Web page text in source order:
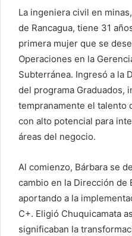
La ingeniera civil en
de Rancagua, tiene 31
primera mujer que se
Operaciones en la
Subterránea. Ingresó a la
del programa Graduados,
tempranamente el talento
con alto potencial para
áreas del negocio.
Al comienzo, Bárbara se
cambio en la Dirección de
aportando a la
C+. Eligió Chuquicamata
significaban la